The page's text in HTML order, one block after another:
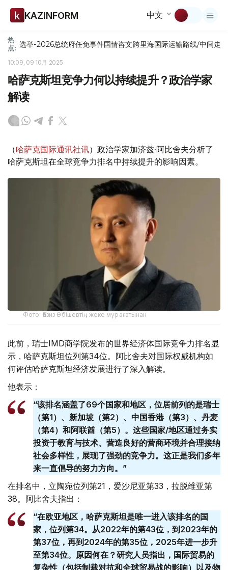
KAZINFORM 中文
热
点: 选举-2026总统府任免事件国情咨文跨里海国际运输路线/中间走廊
10:09, 09 10月 2025
哈萨克斯坦竞争力何以持续提升？政治学家
解读
（哈萨克国际通讯社讯）政治学家加济兹·阿比舍夫分析了
哈萨克斯坦在全球竞争力排名中持续提升的影响因素。
Фото: Ғазиз Әбішевтің жеке мұрағатынан
此前，瑞士IMD商学院发布的世界经济体国际竞争力排名显
示，哈萨克斯坦位列第34位。阿比舍夫对国际权威机构如
何评估哈萨克斯坦经济发展进行了深入解读。
他表示：
“该排名涵盖了69个国家和地区，位居前列的是瑞士
（第1）、新加坡（第2）、中国香港（第3）、丹麦
（第4）和阿联酋（第5）。这些国家/地区通过务实
投资于教育与技术、营造良好的营商环境并合理接纳
社会多样性，展现了强劲的竞争力。这正是我们多年
来一直倡导的努力方向。”
在排名中，立陶宛位列第21，爱沙尼亚第33，拉脱维亚第
38。阿比舍夫指出：
“在欧亚地区，哈萨克斯坦是唯一进入该排名的国
家，位列第34。从2022年的第43位，到2023年的
第37位，再到2024年的第35位，2025年进一步升
至第34位。原因何在？研究人员指出，国际贸易的
复杂性（包括制裁对抗和全球贸易战的影响）以及物